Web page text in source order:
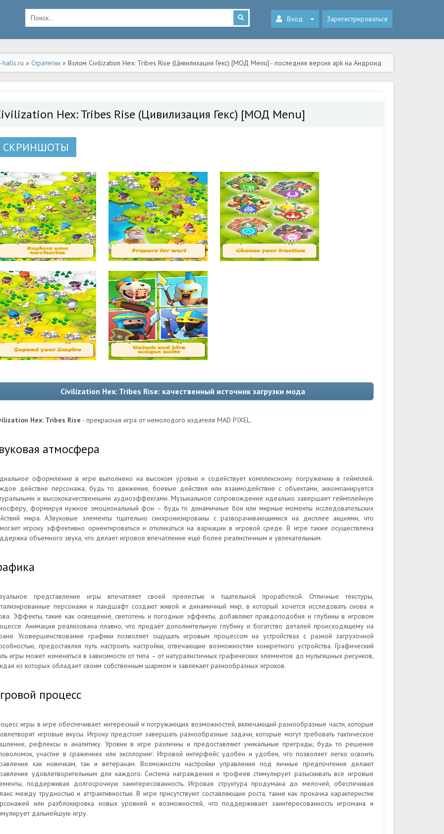
Вход Зарегистрироваться
halls.ru » Стратегии » Взлом Civilization Hex: Tribes Rise (Цивилизация Гекс) [МОД Menu] - последняя версия apk на Андроид
Hex: Tribes Rise (Цивилизация Гекс) [МОД Menu]
СКРИНШОТЫ
Civilization Hex: Tribes Rise: качественный источник загрузки мода
Hex: Tribes Rise - прекрасная игра от немолодого издателя MAD PIXEL.
атмосфера
оформление в игре выполнено на высоком уровне и содействует комплексному погружению в геймплей.
действие персонажа, будь то движение, боевые действия или взаимодействие с объектами, аккомпанируется
и высококачественными аудиоэффектами. Музыкальное сопровождение идеально завершает геймплейную
формируя нужное эмоциональный фон – будь то динамичные бои или мирные моменты исследовательских
мира. АЗвуковые элементы тщательно синхронизированы с разворачивающимися на дисплее акциями, что
игроку эффективно ориентироваться и откликаться на вариации в игровой среде. В игре также осуществлена
объемного звука, что делает игровое впечатление ещё более реалистичным и увлекательным.
представление игры впечатляет своей прелестью и тщательной проработкой. Отличные текстуры,
персонажи и ландшафт создают живой и динамичный мир, в который хочется исследовать снова и
Эффекты, такие как освещение, светотень и погодные эффекты, добавляют правдоподобия и глубины в игровом
Анимация реализована плавно, что придаёт дополнительную глубину и богатство деталей происходящему на
Усовершенствование графики позволяет ощущать игровым процессом на устройствах с разной загрузочной
предоставляя путь настроить настройки, отвечающие возможностям конкретного устройства. Графический
игры может изменяться в зависимости от типа – от натуралистичных графических элементов до мультяшных рисунков,
из которых обладает своим собственным шармом и завлекает разнообразных игроков.
процесс
игры в игре обеспечивает интересный и погружающих возможностей, включающий разнообразные части, которые
игровые вкусы. Игроку предстоит завершать разнообразные задачи, которые могут требовать тактическое
рефлексы и аналитику. Уровни в игре различны и предоставляют уникальные преграды, будь то решение
участие в сражениях или эксплоринг. Игровой интерфейс удобен и удобен, что позволяет легко освоить
как новичкам, так и ветеранам. Возможности настройки управления под личные предпочтения делают
удовлетворительным для каждого. Система награждения и трофеев стимулирует разыскивать все игровые
поддерживая долгосрочную заинтересованность. Игровая структура продумана до мелочей, обеспечивая
между трудностью и аттрактивностью. В игре присутствуют составляющие роста, такие как прокачка характеристик
или разблокировка новых уровней и возможностей, что поддерживает заинтересованность игромана и
дальнейшую игру.